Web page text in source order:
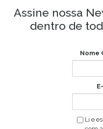
Assine nossa
dentro de
Nome
Li e